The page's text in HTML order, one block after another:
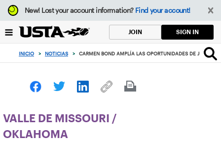
Enfoque
desde
botón
volver
principio
New!Lost your account information? Find your account!
JOIN SIGN IN
INICIO > NOTICIAS > CARMEN BOND AMPLÍA LAS OPORTUNIDADES DE JUEGO
VALLE DE MISSOURI
/
OKLAHOMA